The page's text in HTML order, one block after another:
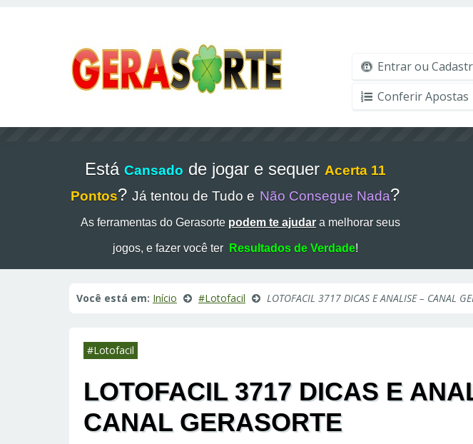
Entrar ou
Conferir Apostas
Está Cansado de jogar e sequer Acerta 11
Pontos?Já tentou de Tudo e Não Consegue Nada?
As ferramentas do Gerasorte podem te ajudara melhorar seus
jogos, e fazer você ter Resultados de Verdade!
Você está em: Início #Lotofacil LOTOFACIL 3717 DICAS E ANALISE – CANAL
#Lotofacil
LOTOFACIL 3717 DICAS E
CANAL GERASORTE